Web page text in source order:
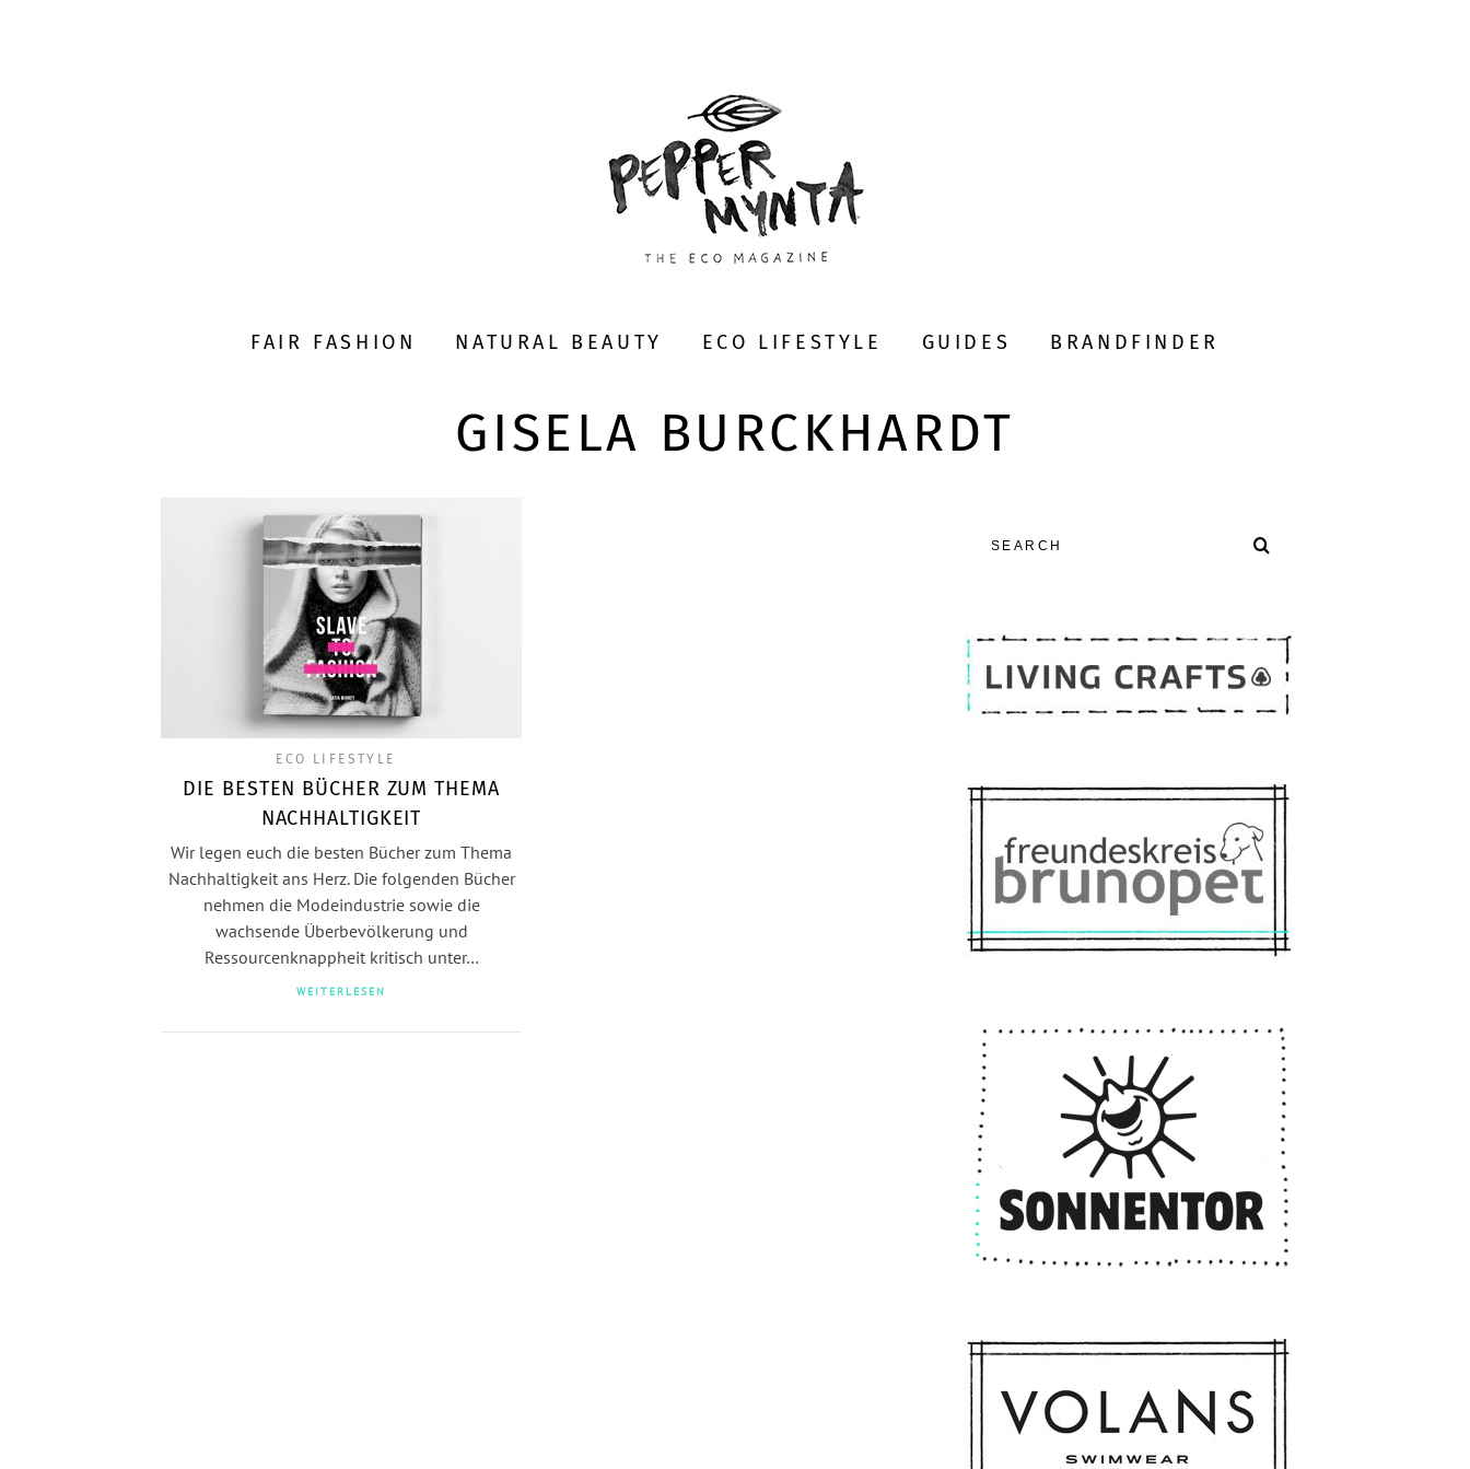
FAIR FASHION NATURAL BEAUTY ECO LIFESTYLE GUIDES BRANDFINDER
GISELA BURCKHARDT
ECO LIFESTYLE
DIE BESTEN BÜCHER ZUM THEMA
NACHHALTIGKEIT
Wir legen euch die besten Bücher zum Thema
Nachhaltigkeit ans Herz. Die folgenden Bücher
nehmen die Modeindustrie sowie die
wachsende Überbevölkerung und
Ressourcenknappheit kritisch unter…
WEITERLESEN